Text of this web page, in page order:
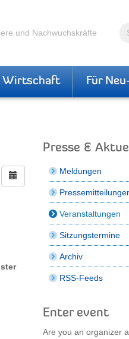
und Nachwuchskräfte
Wirtschaft Für
Presse &
Meldungen
Veranstaltungen
Sitzungstermine
Archiv
RSS-Feeds
Enter event
Are you an organizer